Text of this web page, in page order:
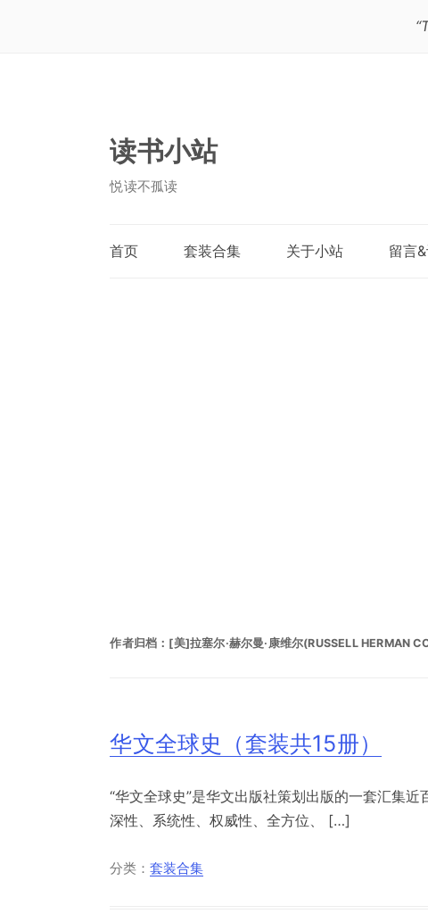
读书小站
悦读不孤读
首页 套装合集 关于小站 留言
作者归档： [美]拉塞尔·赫尔曼·康维尔(RUSSELL HERMAN
华文全球史（套装共15册）
“华文全球史”是华文出版社策划出版的一套汇集
深性、系统性、权威性、全方位、 […]
分类：套装合集